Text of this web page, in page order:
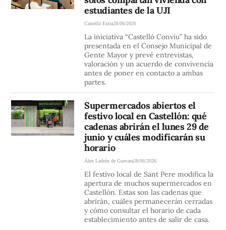
estudiantes de la UJI
Castelló Extra28/06/2026
La iniciativa “Castelló Conviu” ha sido
presentada en el Consejo Municipal de
Gente Mayor y prevé entrevistas,
valoración y un acuerdo de convivencia
antes de poner en contacto a ambas
partes.
Supermercados abiertos el
festivo local en Castellón: qué
cadenas abrirán el lunes 29 de
junio y cuáles modificarán su
horario
Álex Ladrón de Guevara28/06/2026
El festivo local de Sant Pere modifica la
apertura de muchos supermercados en
Castellón. Estas son las cadenas que
abrirán, cuáles permanecerán cerradas
y cómo consultar el horario de cada
establecimiento antes de salir de casa.